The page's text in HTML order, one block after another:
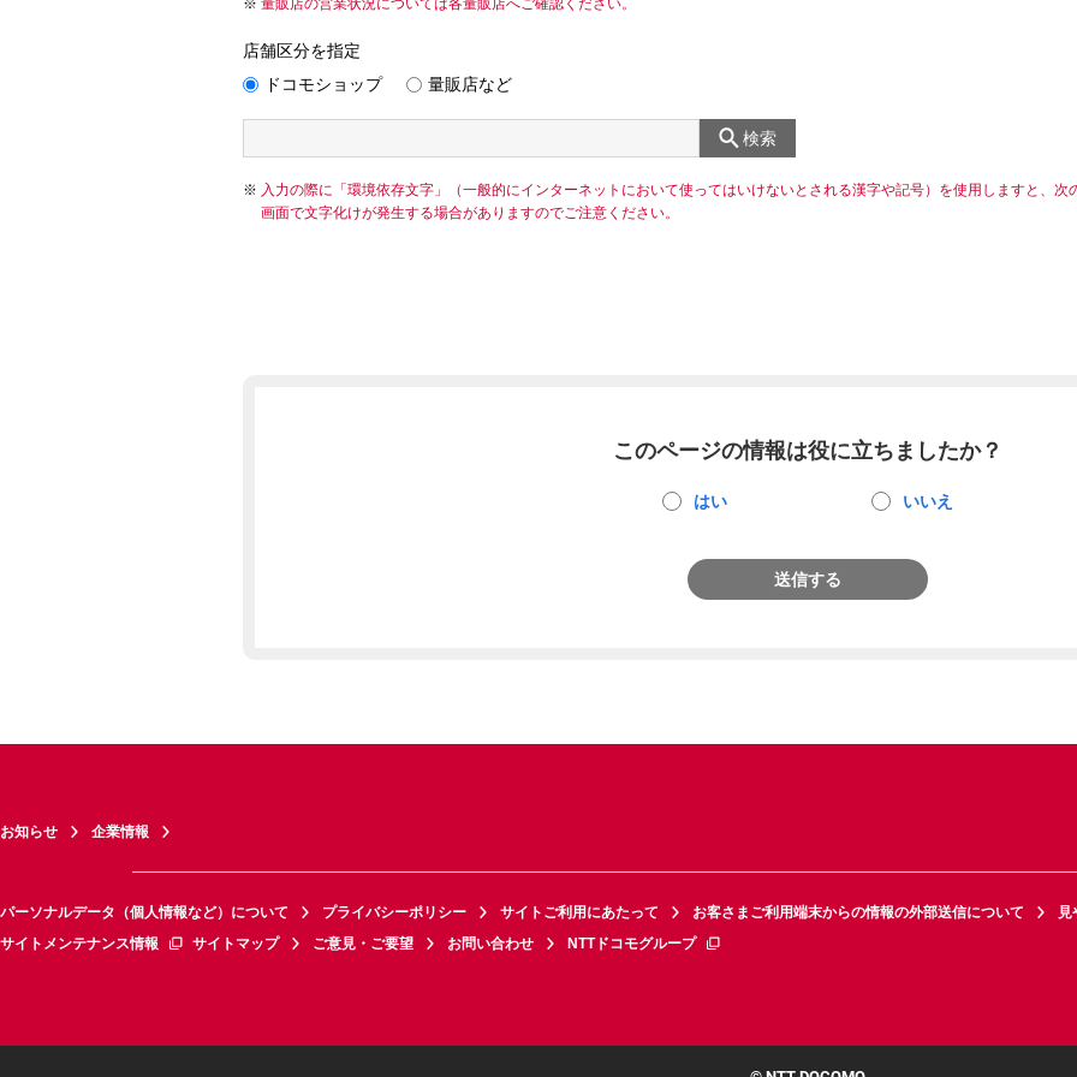
量販店の営業状況については各量販店へご確認ください。
店舗区分を指定
ドコモショップ
量販店など
検索
入力の際に「環境依存文字」（一般的にインターネットにおいて使ってはいけないとされる漢字や記号）を使用しますと、次
画面で文字化けが発生する場合がありますのでご注意ください。
このページの情報は役に立ちましたか？
はい いいえ
送信する
お知らせ 企業情報
パーソナルデータ（個人情報など）について プライバシーポリシー サイトご利用にあたって お客さまご利用端末からの情報の外部送信について
見
サイトメンテナンス情報
サイトマップ ご意見・ご要望 お問い合わせ NTTドコモグループ